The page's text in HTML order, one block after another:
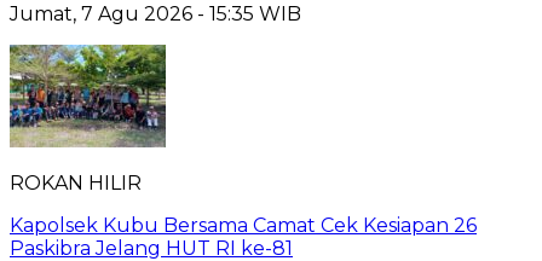
Jumat, 7 Agu 2026 - 15:35 WIB
ROKAN HILIR
Kapolsek Kubu Bersama Camat Cek Kesiapan 26
Paskibra Jelang HUT RI ke-81